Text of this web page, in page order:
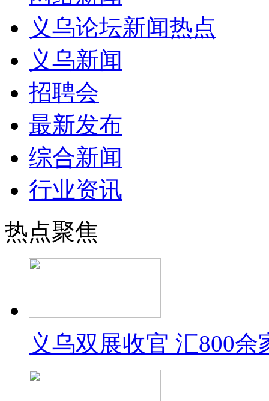
义乌论坛新闻热点
义乌新闻
招聘会
最新发布
综合新闻
行业资讯
热点聚焦
义乌双展收官 汇800